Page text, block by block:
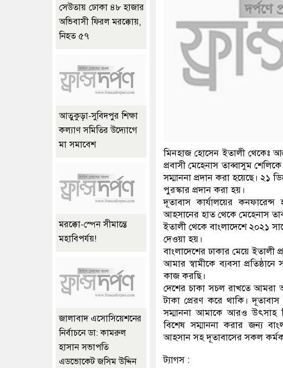
মিনহাজ হোসেন ইতালী থেকেঃ
প্রবাসী মেহেনাস তাব্বাসুম শেলিকে
সম্মাননা প্রদান করা হয়েছে। ২১
পুরস্কার প্রদান করা হয়।
দূতাবাস কার্যালয়ের কনফারেন্স
আহসানের হাত থেকে মেহেনাস
ইতালী থেকে বাংলাদেশে ২০২১
দেওয়া হয়।
বাংলাদেশের ঢাকার মেয়ে ইতালী
আমার স্বামীকে ব্যবসা
কাজ করছি।
দেশের চাকা সচল রাখতে আমরা
টাকা প্রেরণ করে থাকি। দূতাবাস
সম্মাননা আমাকে আরও উৎসাহ
বিশেষ সম্মাননা করার জন্য
আহসান সহ দূতাবাসের সকল
ট্যাগস :
সেউতায় ঢোকা ৪৮ হাজার
অভিবাসী ফিরল মরক্কোয়,
নিহত ৫৭
আতুকুড়া-সুবিদপুর শিক্ষা
কল্যাণ সমিতির উদ্যোগে
মা সমাবেশ
মরক্কো-স্পেন সীমান্তে
মহাবিপর্যয়!
জালাবাদ এসোসিয়েশনের
নির্বাচনে ডা: কামরুল
হাসান সভাপতি
এডভোকেট জসিম উদ্দিন